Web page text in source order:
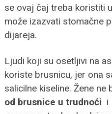
se ovaj čaj treba koristiti
može izazvati stomačne
dijareja.
Ljudi koji su osetljivi na
koriste brusnicu, jer ona
salicilne kiseline. Žene
od brusnice u trudnoći i